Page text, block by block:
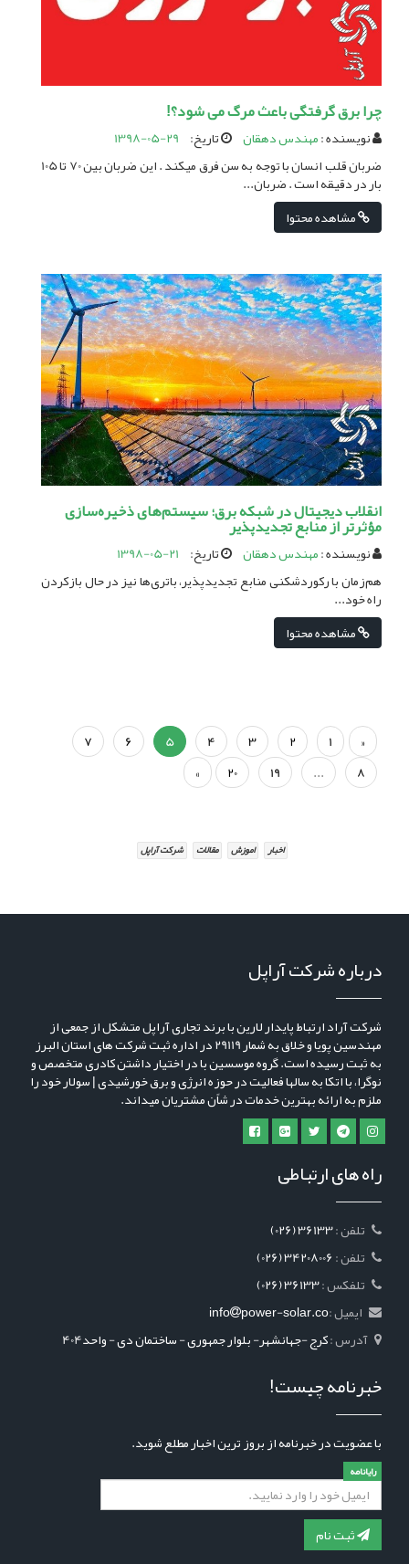
چرا برق گرفتگی باعث مرگ می شود؟!
نویسنده :مهندس دهقان تاریخ: 1398-05-29
ضربان قلب انسان با توجه به سن فرق میکند . این ضربان بین 70 تا 105
بار در دقیقه است . ضربان...
مشاهده محتوا
انقلاب دیجیتال در شبکه برق؛ سیستم‌‌های ذخیره‌‌سازی
مؤثرتر از منابع تجدیدپذیر
نویسنده :مهندس دهقان تاریخ: 1398-05-21
هم‌زمان با رکوردشکنی منابع تجدیدپذیر، باتری‌‌ها نیز در حال بازکردن
راه خود...
مشاهده محتوا
«
1
2
3
4
5
6
7
8
...
19
20
»
اخبار اموزش مقالات شرکت آراپل
درباره شرکت آراپل
شرکت آراد ارتباط پایدار لارین با برند تجاری آراپل متشکل از جمعی از
مهندسین پویا و خلاق به شمار 29119 در اداره ثبت شرکت های استان البرز
به ثبت رسیده است. گروه موسسین با در اختیار داشتن کادری متخصص و
نوگرا، با اتکا به سالها فعالیت در حوزه انرژی و برق خورشیدی | سولار خود را
ملزم به ارائه بهترین خدمات در شاًن مشتریان میداند.
راه های ارتباطی
(026) 36133
(026) 34208006
(026) 36133
ایمیل :
info power-solar.co
آدرس :کرج -جهانشهر- بلوار جمهوری - ساختمان دی - واحد404
خبرنامه چیست!
با عضویت در خبرنامه از بروز ترین اخبار مطلع شوید.
رایانامه
ثبت نام